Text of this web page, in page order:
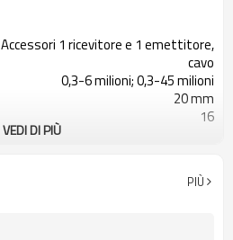
Accessori 1 ricevitore e 1 emettitore,
cavo
0,3-6 milioni; 0,3-45 milioni
20 mm
16
Dotato di connettore M16
VEDI DI PIÙ
PIÙ